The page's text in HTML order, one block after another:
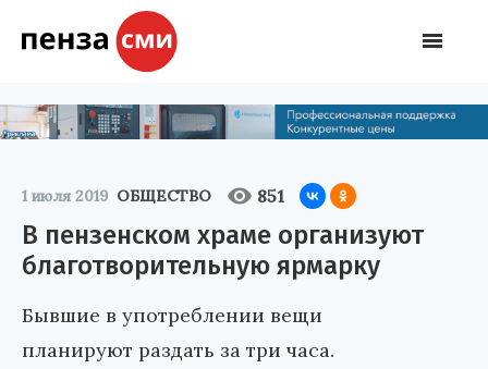
1 июля 2019 ОБЩЕСТВО 851
В пензенском храме организуют
благотворительную ярмарку
Бывшие в употреблении вещи
планируют раздать за три часа.